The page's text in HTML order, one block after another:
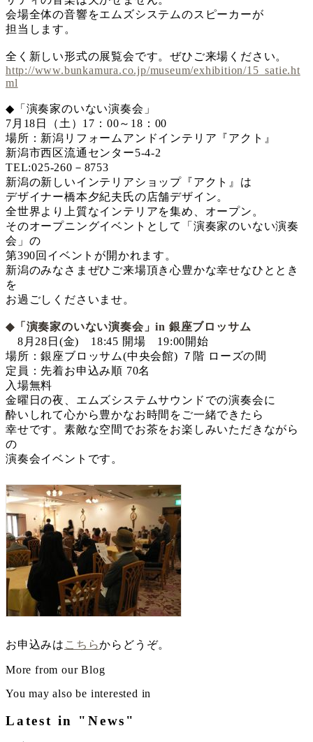
会場全体の音響をエムズシステムのスピーカーが
担当します。
全く新しい形式の展覧会です。ぜひご来場ください。
http://www.bunkamura.co.jp/museum/exhibition/15_satie.ht
ml
◆「演奏家のいない演奏会」
7月18日（土）17：00～18：00
場所：新潟リフォームアンドインテリア『アクト』
新潟市西区流通センター5-4-2
TEL:025-260－8753
新潟の新しいインテリアショップ『アクト』は
デザイナー橋本夕紀夫氏の店舗デザイン。
全世界より上質なインテリアを集め、オープン。
そのオープニングイベントとして「演奏家のいない演奏
会」の
第390回イベントが開かれます。
新潟のみなさまぜひご来場頂き心豊かな幸せなひととき
を
お過ごしくださいませ。
◆「演奏家のいない演奏会」in 銀座ブロッサム
8月28日(金) 18:45 開場 19:00開始
場所：銀座ブロッサム(中央会館) ７階 ローズの間
定員：先着お申込み順 70名
入場無料
金曜日の夜、エムズシステムサウンドでの演奏会に
酔いしれて心から豊かなお時間をご一緒できたら
幸せです。素敵な空間でお茶をお楽しみいただきながら
の
演奏会イベントです。
お申込みは こちらからどうぞ。
More from our Blog
You may also be interested in
Latest in "News"